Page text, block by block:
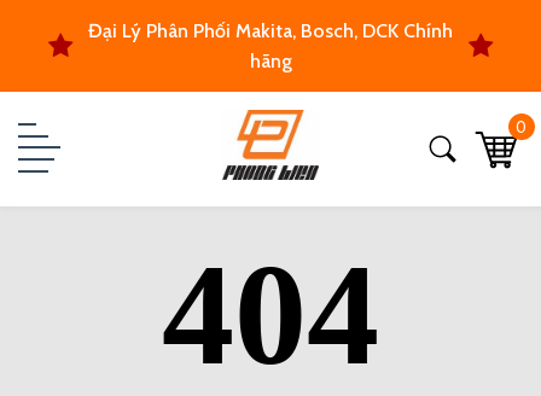
Đại Lý Phân Phối Makita, Bosch, DCK Chính
hãng
0
404